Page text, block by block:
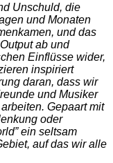
Unschuld, die
und Monaten
und das
ab und
Einflüsse wider,
inspiriert
daran, dass wir
und Musiker
Gepaart mit
oder
ein seltsam
auf das wir alle